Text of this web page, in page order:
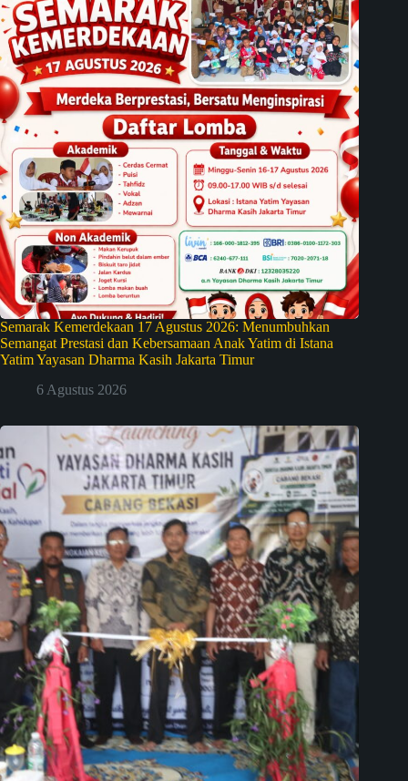
Semarak Kemerdekaan 17 Agustus 2026: Menumbuhkan
Semangat Prestasi dan Kebersamaan Anak Yatim di Istana
Yatim Yayasan Dharma Kasih Jakarta Timur
6 Agustus 2026